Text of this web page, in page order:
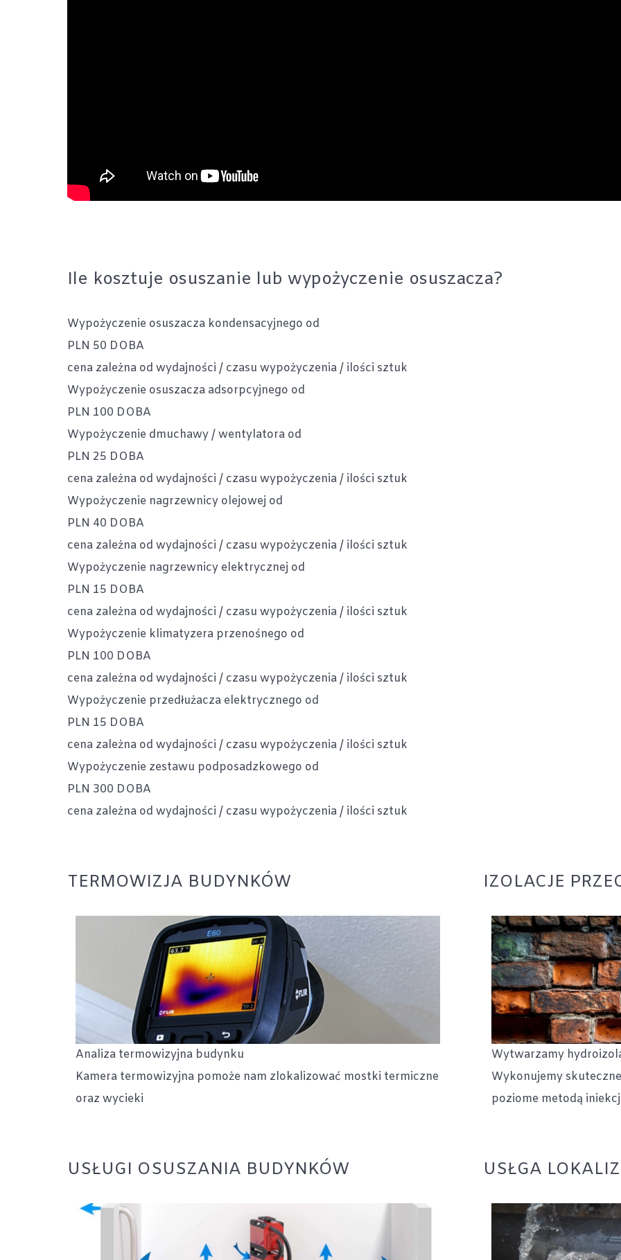
Ile kosztuje osuszanie lub wypożyczenie osuszacza?
Wypożyczenie osuszacza kondensacyjnego od
PLN 50 DOBA
cena zależna od wydajności / czasu wypożyczenia / ilości sztuk
Wypożyczenie osuszacza adsorpcyjnego od
PLN 100 DOBA
Wypożyczenie dmuchawy / wentylatora od
PLN 25 DOBA
cena zależna od wydajności / czasu wypożyczenia / ilości sztuk
Wypożyczenie nagrzewnicy olejowej od
PLN 40 DOBA
cena zależna od wydajności / czasu wypożyczenia / ilości sztuk
Wypożyczenie nagrzewnicy elektrycznej od
PLN 15 DOBA
cena zależna od wydajności / czasu wypożyczenia / ilości sztuk
Wypożyczenie klimatyzera przenośnego od
PLN 100 DOBA
cena zależna od wydajności / czasu wypożyczenia / ilości sztuk
Wypożyczenie przedłużacza elektrycznego od
PLN 15 DOBA
cena zależna od wydajności / czasu wypożyczenia / ilości sztuk
Wypożyczenie zestawu podposadzkowego od
PLN 300 DOBA
cena zależna od wydajności / czasu wypożyczenia / ilości sztuk
TERMOWIZJA BUDYNKÓW
Analiza termowizyjna budynku
Kamera termowizyjna pomoże nam zlokalizować mostki termiczne
oraz wycieki
IZOLACJE
Wytwarzamy
Wykonujemy
poziome metodą
USŁUGI OSUSZANIA BUDYNKÓW USŁGA